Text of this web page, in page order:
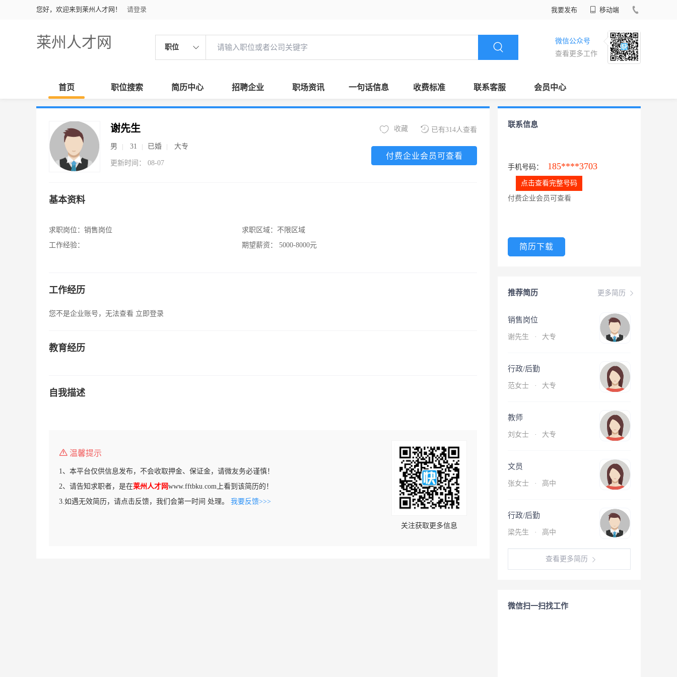
您好，欢迎来到莱州人才网！ 请登录 我要发布 移动端
莱州人才网 职位
微信公众号
查看更多工作
首页 职位搜索 简历中心 招聘企业 职场资讯 一句话信息 收费标准 联系客服 会员中心
谢先生
男 31 已婚 大专
更新时间： 08-07
已有314人查看
收藏
付费企业会员可查看
基本资料
求职岗位： 销售岗位
工作经验：
求职区域： 不限区域
期望薪资：
5000-8000元
工作经历
您不是企业账号，无法查看 立即登录
教育经历
自我描述
温馨提示
1、本平台仅供信息发布，不会收取押金、保证金，请微友务必谨慎！
2、请告知求职者，是在莱州人才网www.fftbku.com上看到该简历的！
3.如遇无效简历，请点击反馈，我们会第一时间 处理。 我要反馈>>>
关注获取更多信息
联系信息
手机号码： 185****3703
点击查看完整号码
付费企业会员可查看
简历下载
更多简历
推荐简历
销售岗位
谢先生 · 大专
行政/后勤
范女士 · 大专
教师
刘女士 · 大专
文员
张女士 · 高中
行政/后勤
梁先生 · 高中
查看更多简历
微信扫一扫找工作